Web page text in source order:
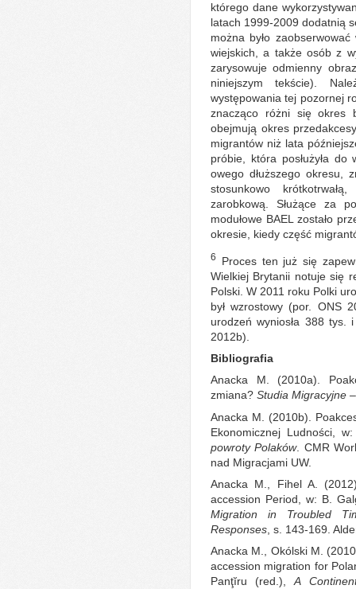
którego dane
latach 1999-2009 dodatnią
można było
wiejskich, a także osób z
zarysowuje odmienny
niniejszym tekście).
występowania tej pozornej
znacząco różni się okres
obejmują okres
migrantów niż lata
próbie, która posłużyła do
owego dłuższego okresu,
stosunkowo
zarobkową. Służące za
modułowe BAEL zostało
okresie, kiedy część
6
Proces ten już się
Wielkiej Brytanii notuje się
Polski. W 2011 roku Polki
był wzrostowy (por. ONS
urodzeń wyniosła 388 tys.
2012b).
Bibliografia
Anacka M. (2010a).
zmiana? Studia Migracyjne
Anacka M. (2010b).
Ekonomicznej Ludności,
powroty Polaków. CMR
nad Migracjami UW.
Anacka M., Fihel A.
accession Period, w: B.
Migration in Troubled
Responses , s. 143-169.
Anacka M., Okólski M.
accession migration for
Panţĭru (red.),A